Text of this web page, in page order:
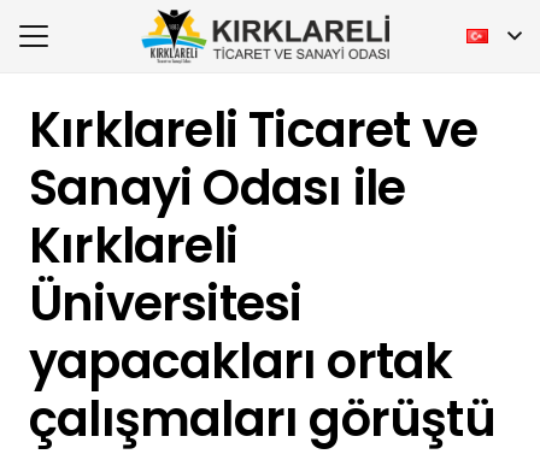
Kırklareli Ticaret ve
Sanayi Odası ile
Kırklareli
Üniversitesi
yapacakları ortak
çalışmaları görüştü